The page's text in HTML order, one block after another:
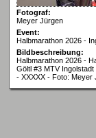
Fotograf:
Meyer Jürgen
Event:
Halbmarathon 2026 -
Bildbeschreibung:
Halbmarathon 2026 -
Göltl #3 MTV
- XXXXX - Foto: Meyer